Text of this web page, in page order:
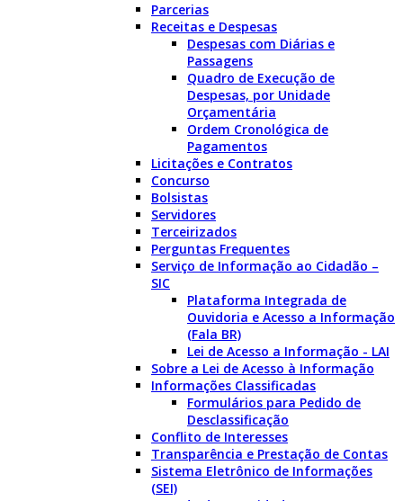
Parcerias
Receitas e Despesas
Despesas com Diárias e
Passagens
Quadro de Execução de
Despesas, por Unidade
Orçamentária
Ordem Cronológica de
Pagamentos
Licitações e Contratos
Concurso
Bolsistas
Servidores
Terceirizados
Perguntas Frequentes
Serviço de Informação ao Cidadão –
SIC
Plataforma Integrada de
Ouvidoria e Acesso a Informação
(Fala BR)
Lei de Acesso a Informação - LAI
Sobre a Lei de Acesso à Informação
Informações Classificadas
Formulários para Pedido de
Desclassificação
Conflito de Interesses
Transparência e Prestação de Contas
Sistema Eletrônico de Informações
(SEI)